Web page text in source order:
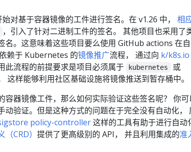
对基于容器镜像的工件进行签名。在 v1.26 中， 相
，引入了针对二进制工件的签名。 其他项目也采用了
名。这意味着这些项目要么使用 GitHub actions 在
赖于 Kubernetes 的镜像推广流程， 通过向 k/k8s.io
此流程的前提要求是项目必须属于
kubernetes 或
这样能够利用社区基础设施将镜像推送到暂存桶中。
容器镜像工件，那么如何实际验证这些签名呢？ 你
动验证。但是这种方式的问题在于完全没有自动化，
policy-controller这样的工具有助于进行自动
CRD） 提供了更高级别的 API， 并且利用集成的准